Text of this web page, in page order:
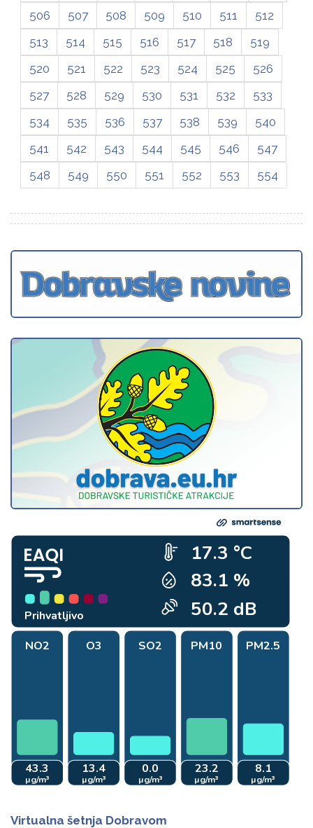
Virtualna šetnja Dobravom
506 507 508 509 510 511
512
513
514 515 516 517 518
519
520
521 522 523 524 525
526
527
528 529 530 531 532
533
534
535 536 537 538 539
540
541
542 543 544 545 546
547
548
549 550 551 552 553 554